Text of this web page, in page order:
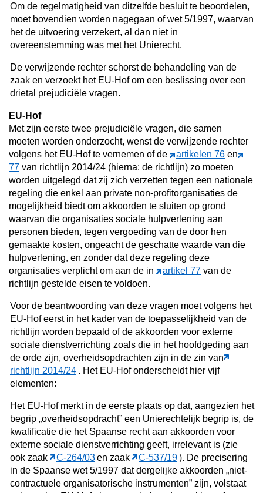
Om de regelmatigheid van ditzelfde besluit te beoordelen,
moet bovendien worden nagegaan of wet 5/1997, waarvan
het de uitvoering verzekert, al dan niet in
overeenstemming was met het Unierecht.
De verwijzende rechter schorst de behandeling van de
zaak en verzoekt het EU-Hof om een beslissing over een
drietal prejudiciële vragen.
EU-Hof
Met zijn eerste twee prejudiciële vragen, die samen
moeten worden onderzocht, wenst de verwijzende rechter
volgens het EU-Hof te vernemen of de
artikelen 76 en
77 van richtlijn 2014/24 (hierna: de richtlijn) zo moeten
worden uitgelegd dat zij zich verzetten tegen een nationale
regeling die enkel aan private non-profitorganisaties de
mogelijkheid biedt om akkoorden te sluiten op grond
waarvan die organisaties sociale hulpverlening aan
personen bieden, tegen vergoeding van de door hen
gemaakte kosten, ongeacht de geschatte waarde van die
hulpverlening, en zonder dat deze regeling deze
organisaties verplicht om aan de in
artikel 77 van de
richtlijn gestelde eisen te voldoen.
Voor de beantwoording van deze vragen moet volgens het
EU-Hof eerst in het kader van de toepasselijkheid van de
richtlijn worden bepaald of de akkoorden voor externe
sociale dienstverrichting zoals die in het hoofdgeding aan
de orde zijn, overheidsopdrachten zijn in de zin van
richtlijn 2014/24 . Het EU-Hof onderscheidt hier vijf
elementen:
Het EU-Hof merkt in de eerste plaats op dat, aangezien het
begrip „overheidsopdracht” een Unierechtelijk begrip is, de
kwalificatie die het Spaanse recht aan akkoorden voor
externe sociale dienstverrichting geeft, irrelevant is (zie
ook zaak
C‑264/03en zaak C‑537/19). De precisering
in de Spaanse wet 5/1997 dat dergelijke akkoorden „niet-
contractuele organisatorische instrumenten” zijn, volstaat